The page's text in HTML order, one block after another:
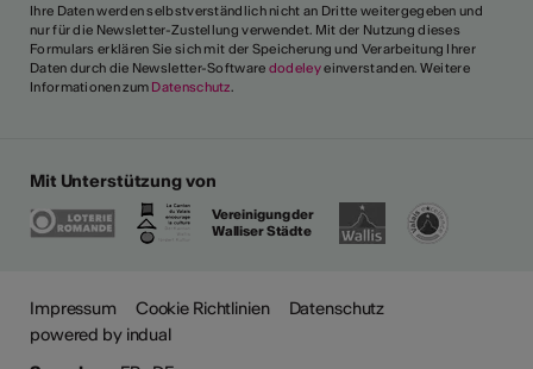
Ihre Daten werden selbstverständlich nicht an Dritte weitergegeben und
nur für die Newsletter-Zustellung verwendet. Mit der Nutzung dieses
Formulars erklären Sie sich mit der Speicherung und Verarbeitung Ihrer
Daten durch die Newsletter-Software dodeleyeinverstanden. Weitere
Informationen zum Datenschutz.
Mit Unterstützung von
Vereinigung der
Walliser Städte
Impressum Cookie Richtlinien
Datenschutz
powered by indual